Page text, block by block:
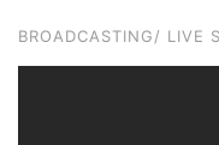
BROADCASTING/ LIVE